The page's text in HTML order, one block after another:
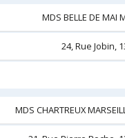
MDS BELLE DE MAI
24, Rue Jobin,
MDS CHARTREUX